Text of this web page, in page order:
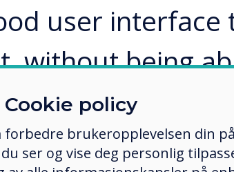
user interface
without being
account. We
Cookie policy
brukeropplevelsen din
ser og vise deg personlig